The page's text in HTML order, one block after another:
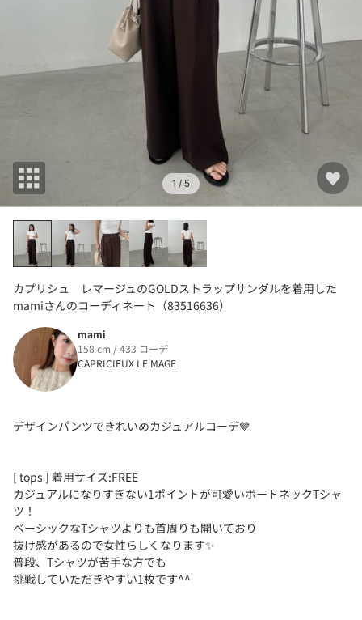
1 / 5
カプリシュ レマージュのGOLDストラップサンダルを着用した
mamiさんのコーディネート（83516636）
mami
158 cm / 433 コーデ
CAPRICIEUX LE'MAGE
デザインパンツできれいめカジュアルコーデ🤎
[ tops ] 着用サイズ:FREE
カジュアルになりすぎない1ポイントが可愛いボートネックTシャ
ツ！
ベーシックなTシャツよりも首周りも開いており
抜け感があるので女性らしくなります✨
普段、Tシャツが苦手な方でも
挑戦していただきやすい1枚です^^